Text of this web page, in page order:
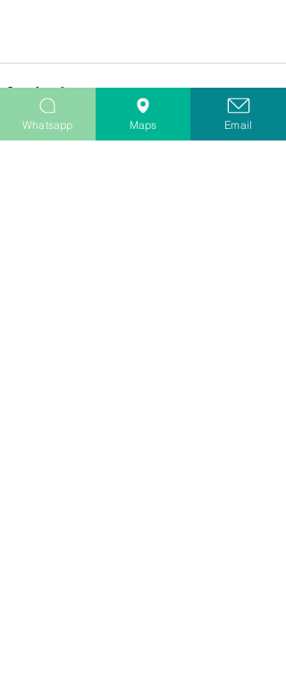
Whatsapp Maps Email